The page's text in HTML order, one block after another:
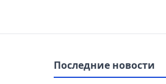
Последние новости